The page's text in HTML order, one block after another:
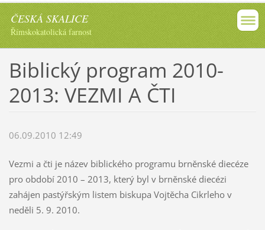
ČESKÁ SKALICE
Římskokatolická farnost
Biblický program 2010-
2013: VEZMI A ČTI
06.09.2010 12:49
Vezmi a čti je název biblického programu brněnské diecéze
pro období 2010 – 2013, který byl v brněnské diecézi
zahájen pastýřským listem biskupa Vojtěcha Cikrleho v
neděli 5. 9. 2010.